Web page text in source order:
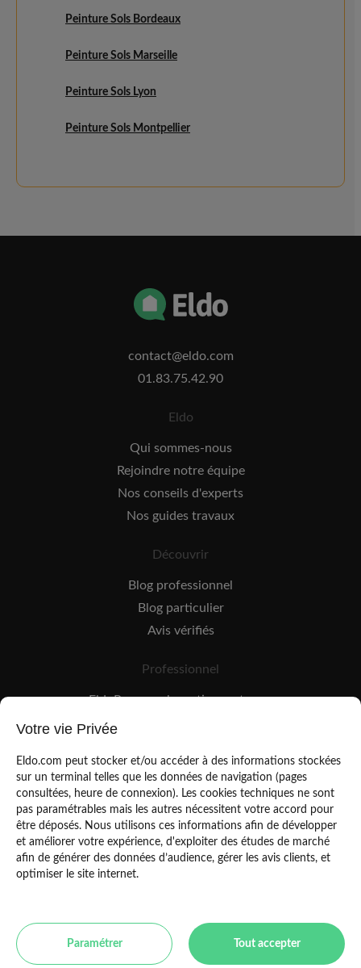
Peinture Sols Bordeaux
Peinture Sols Marseille
Peinture Sols Lyon
Peinture Sols Montpellier
contact@eldo.com
01.83.75.42.90
Eldo
Qui sommes-nous
Rejoindre notre équipe
Nos conseils d'experts
Nos guides travaux
Découvrir
Blog professionnel
Blog particulier
Avis vérifiés
Professionnel
EldoPro pour les artisans et pros
EldoNetwork pour les réseaux, marques et industriels
Mentions légales
Toulouse Paris Bordeaux Marseille Lyon
Votre vie Privée
Eldo.com peut stocker et/ou accéder à des informations stockées
sur un terminal telles que les données de navigation (pages
consultées, heure de connexion). Les cookies techniques ne sont
pas paramétrables mais les autres nécessitent votre accord pour
être déposés. Nous utilisons ces informations afin de développer
et améliorer votre expérience, d'exploiter des études de marché
afin de générer des données d’audience, gérer les avis clients, et
optimiser le site internet.
Paramétrer Tout accepter